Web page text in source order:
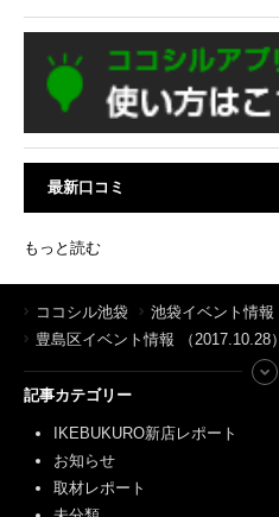
最新口コミ
もっと読む
ココシル池袋
池袋イベント情報
豊島区イベント情報 （2017.10.28）
記事カテゴリー
IKEBUKURO新店レポート
お知らせ
取材レポート